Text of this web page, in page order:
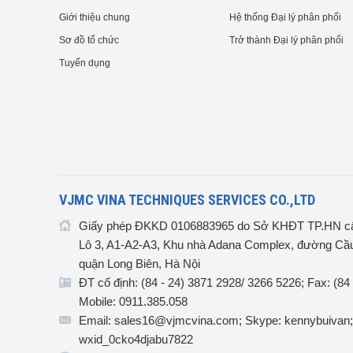
Giới thiệu chung
Sơ đồ tổ chức
Tuyển dụng
Hệ thống Đại lý phân phối
Trở thành Đại lý phân phối
VJMC VINA TECHNIQUES SERVICES CO.,LTD
Giấy phép ĐKKD 0106883965 do Sở KHĐT TP.HN
Lô 3, A1-A2-A3, Khu nhà Adana Complex, đường
quận Long Biên, Hà Nội
ĐT cố định: (84 - 24) 3871 2928/ 3266 5226; Fax:
Mobile: 0911.385.058
Email: sales16@vjmcvina.com; Skype:
wxid_0cko4djabu7822